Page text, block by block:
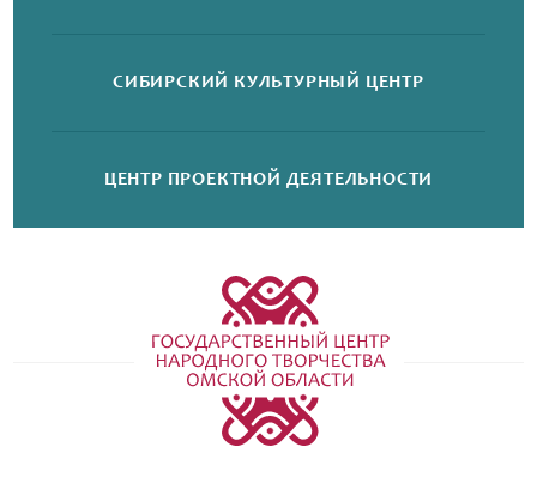
СИБИРСКИЙ КУЛЬТУРНЫЙ ЦЕНТР
ЦЕНТР ПРОЕКТНОЙ ДЕЯТЕЛЬНОСТИ